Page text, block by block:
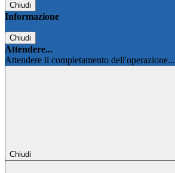
Chiudi
Informazione
Chiudi
Attendere...
Attendere il completamento dell'operazione...
Chiudi